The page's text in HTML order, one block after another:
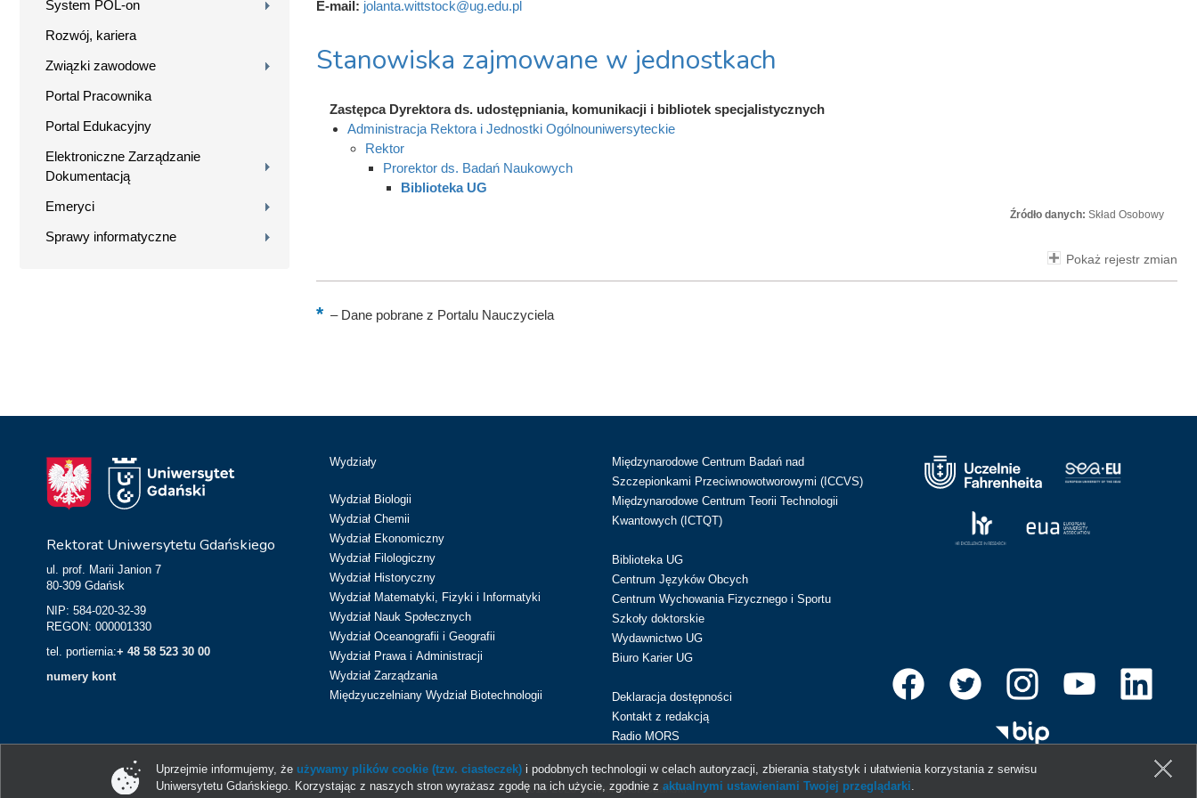
System POL-on
Rozwój, kariera
Związki zawodowe
Portal Pracownika
Portal Edukacyjny
Elektroniczne Zarządzanie
Dokumentacją
Emeryci
Sprawy informatyczne
E-mail: jolanta.wittstock@ug.edu.pl
Stanowiska zajmowane w jednostkach
Zastępca Dyrektora ds. udostępniania, komunikacji i bibliotek specjalistycznych
Administracja Rektora i Jednostki Ogólnouniwersyteckie
Rektor
Prorektor ds. Badań Naukowych
Biblioteka UG
Źródło danych: Skład Osobowy
Pokaż rejestr zmian
–Dane pobrane z Portalu Nauczyciela
Rektorat Uniwersytetu Gdańskiego
ul. prof. Marii Janion 7
80-309 Gdańsk
NIP: 584-020-32-39
REGON: 000001330
tel. portiernia:+ 48 58 523 30 00
numery kont
Wydziały
Wydział Biologii
Wydział Chemii
Wydział Ekonomiczny
Wydział Filologiczny
Wydział Historyczny
Wydział Matematyki, Fizyki i Informatyki
Wydział Nauk Społecznych
Wydział Oceanografii i Geografii
Wydział Prawa i Administracji
Wydział Zarządzania
Międzyuczelniany Wydział Biotechnologii
Międzynarodowe Centrum Badań nad
Szczepionkami Przeciwnowotworowymi (ICCVS)
Międzynarodowe Centrum Teorii Technologii
Kwantowych (ICTQT)
Biblioteka UG
Centrum Języków Obcych
Centrum Wychowania Fizycznego i Sportu
Szkoły doktorskie
Wydawnictwo UG
Biuro Karier UG
Deklaracja dostępności
Kontakt z redakcją
Radio MORS
© 2013-2026 Uniwersytet Gdański
Uprzejmie informujemy, że używamy plików cookie (tzw. ciasteczek)i podobnych technologii w celach autoryzacji, zbierania statystyk i ułatwienia korzystania z serwisu
Uniwersytetu Gdańskiego. Korzystając z naszych stron wyrażasz zgodę na ich użycie, zgodnie z aktualnymi ustawieniami Twojej przeglądarki.